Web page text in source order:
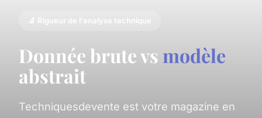
🔬 Rigueur de l'analyse technique
Donnée brute vs modèle
abstrait
Techniquesdevente est votre magazine en